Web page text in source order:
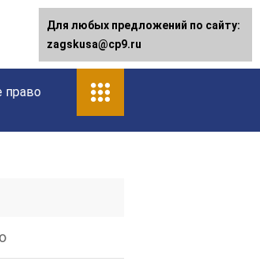
право
Для любых предложений по сайту:
[email protected]
Для любых предложений по сайту:
zagskusa@cp9.ru